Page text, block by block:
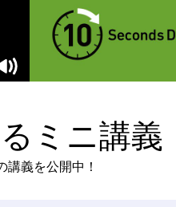
ミニ講義
講義を公開中！